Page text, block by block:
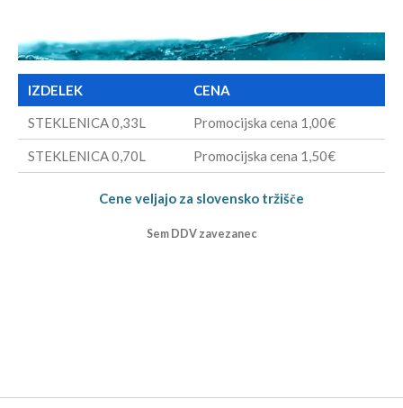
IZDELEK
CENA
STEKLENICA 0,33L
Promocijska cena 1,00€
STEKLENICA 0,70L Promocijska cena 1,50€
Cene veljajo za slovensko tržišče
Sem DDV zavezanec